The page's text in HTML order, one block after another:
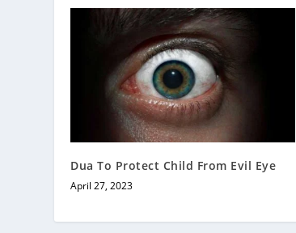
Dua To Protect Child From Evil Eye
April 27, 2023